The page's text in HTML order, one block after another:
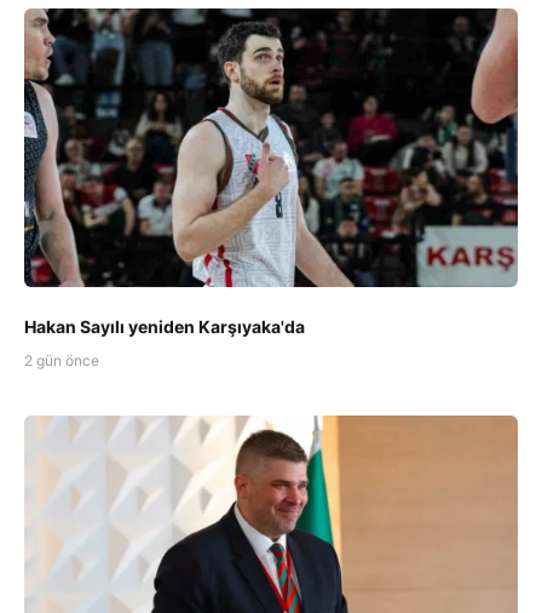
Hakan Sayılı yeniden Karşıyaka'da
2 gün önce